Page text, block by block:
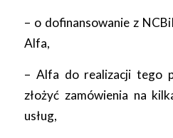
– o dofinansowanie z
Alfa,
– Alfa do realizacji tego
złożyć zamówienia na
usług,